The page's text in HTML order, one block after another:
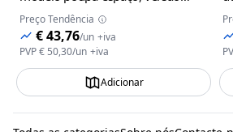
estreita, com tampão para sifão
exterior com botão de
acionamento
Preço Tendência
€ 43,76/un +iva
PVP€ 50,30/un +iva
Adicionar